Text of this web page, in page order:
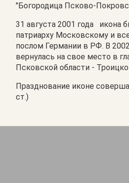
"Богородица Псково-
31 августа 2001 года икона
патриарху Московскому и
послом Германии в РФ. В
вернулась на свое место в
Псковской области -
Празднование иконе
ст.)